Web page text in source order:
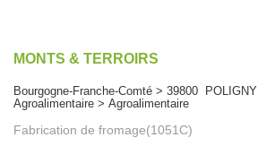
MONTS & TERROIRS
Bourgogne-Franche-Comté > 39800 POLIGNY
Agroalimentaire > Agroalimentaire
Fabrication de fromage(1051C)